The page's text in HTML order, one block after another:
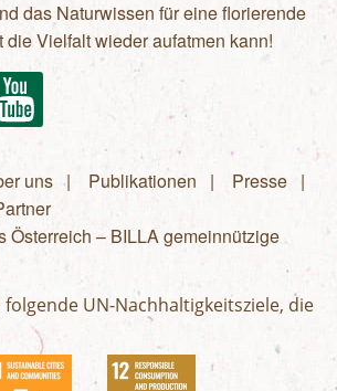
das Naturwissen für eine florierende
die Vielfalt wieder aufatmen kann!
Youtube
uns Publikationen
Presse
Österreich – BILLA gemeinnützige
UN-Nachhaltigkeitsziele, die